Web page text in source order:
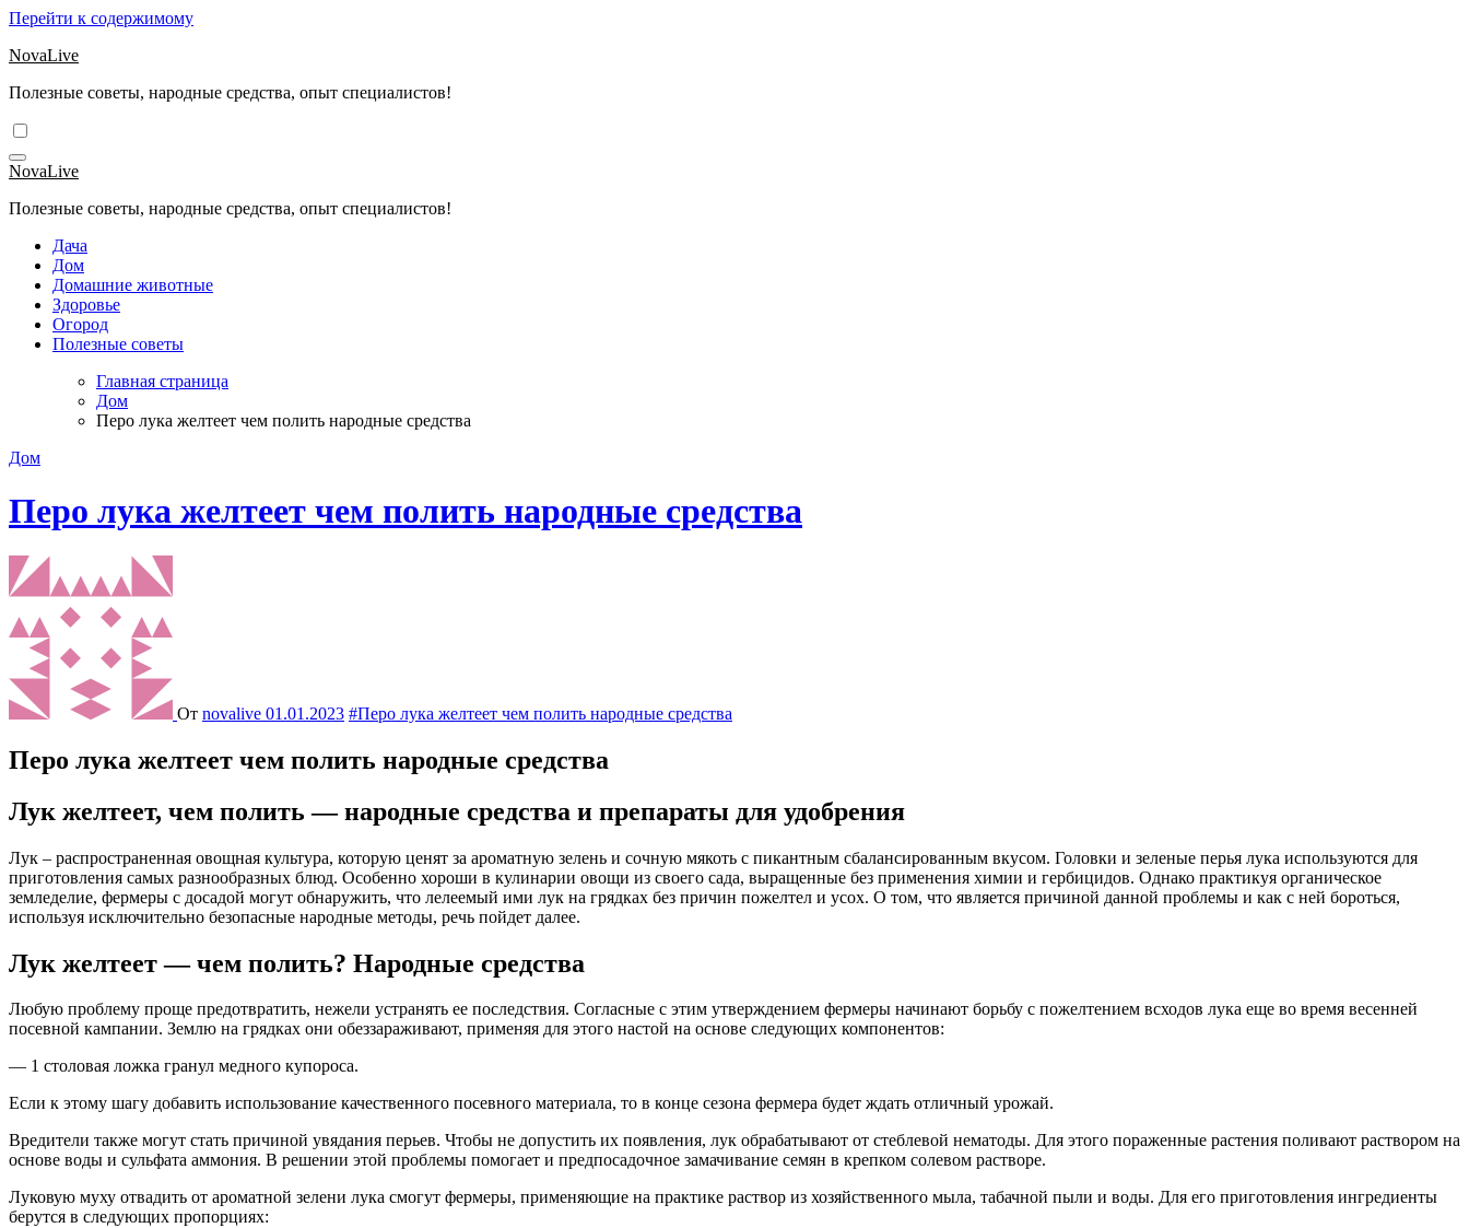
Перейти к содержимому
NovaLive
Полезные советы, народные средства, опыт специалистов!
NovaLive
Полезные советы, народные средства, опыт специалистов!
Дача
Дом
Домашние животные
Здоровье
Огород
Полезные советы
Главная страница
Дом
Перо лука желтеет чем полить народные средства
Дом
Перо лука желтеет чем полить народные средства
От novalive 01.01.2023 #Перо лука желтеет чем полить народные средства
Перо лука желтеет чем полить народные средства
Лук желтеет, чем полить — народные средства и препараты для удобрения
Лук – распространенная овощная культура, которую ценят за ароматную зелень и сочную мякоть с пикантным сбалансированным вкусом. Головки и зеленые перья лука используются для
приготовления самых разнообразных блюд. Особенно хороши в кулинарии овощи из своего сада, выращенные без применения химии и гербицидов. Однако практикуя органическое
земледелие, фермеры с досадой могут обнаружить, что лелеемый ими лук на грядках без причин пожелтел и усох. О том, что является причиной данной проблемы и как с ней бороться,
используя исключительно безопасные народные методы, речь пойдет далее.
Лук желтеет — чем полить? Народные средства
Любую проблему проще предотвратить, нежели устранять ее последствия. Согласные с этим утверждением фермеры начинают борьбу с пожелтением всходов лука еще во время весенней
посевной кампании. Землю на грядках они обеззараживают, применяя для этого настой на основе следующих компонентов:
— 1 столовая ложка гранул медного купороса.
Если к этому шагу добавить использование качественного посевного материала, то в конце сезона фермера будет ждать отличный урожай.
Вредители также могут стать причиной увядания перьев. Чтобы не допустить их появления, лук обрабатывают от стеблевой нематоды. Для этого пораженные растения поливают раствором на
основе воды и сульфата аммония. В решении этой проблемы помогает и предпосадочное замачивание семян в крепком солевом растворе.
Луковую муху отвадить от ароматной зелени лука смогут фермеры, применяющие на практике раствор из хозяйственного мыла, табачной пыли и воды. Для его приготовления ингредиенты
берутся в следующих пропорциях: